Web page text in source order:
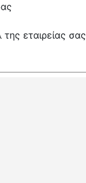
εταιρείας σας